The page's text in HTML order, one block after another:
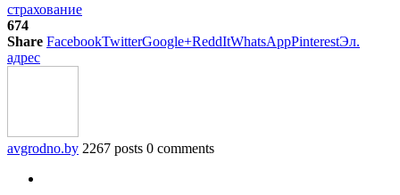
страхование
674
Share FacebookTwitterGoogle+ReddItWhatsAppPinterestЭл.
адрес
avgrodno.by 2267 posts 0 comments